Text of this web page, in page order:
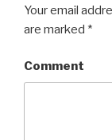
Your email
are marked *
Comment